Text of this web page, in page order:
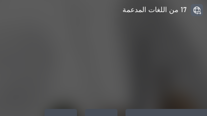
17 من اللغات المدعمة